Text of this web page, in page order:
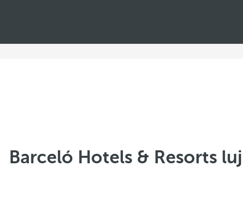
Barceló Hotels & Resorts